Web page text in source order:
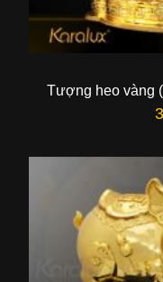
Tượng heo vàng